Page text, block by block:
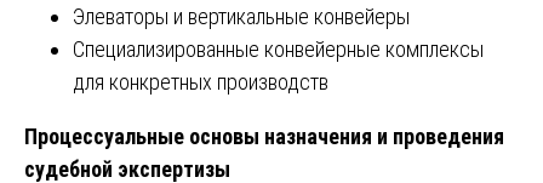
Элеваторы и вертикальные конвейеры
Специализированные конвейерные комплексы
для конкретных производств
Процессуальные основы назначения и проведения
судебной экспертизы